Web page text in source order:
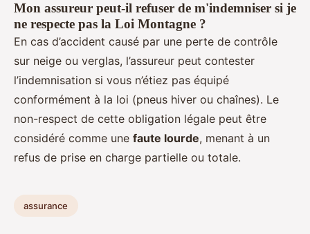
Mon assureur peut-il refuser de m'indemniser si je
ne respecte pas la Loi Montagne ?
En cas d’accident causé par une perte de contrôle
sur neige ou verglas, l’assureur peut contester
l’indemnisation si vous n’étiez pas équipé
conformément à la loi (pneus hiver ou chaînes). Le
non-respect de cette obligation légale peut être
considéré comme une faute lourde, menant à un
refus de prise en charge partielle ou totale.
assurance